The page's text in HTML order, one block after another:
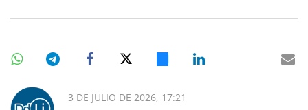
3 DE JULIO DE 2026, 17:21